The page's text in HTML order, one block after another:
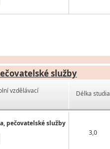
služby
vzdělávací
pečovatelské služby
Délka studia
3,0